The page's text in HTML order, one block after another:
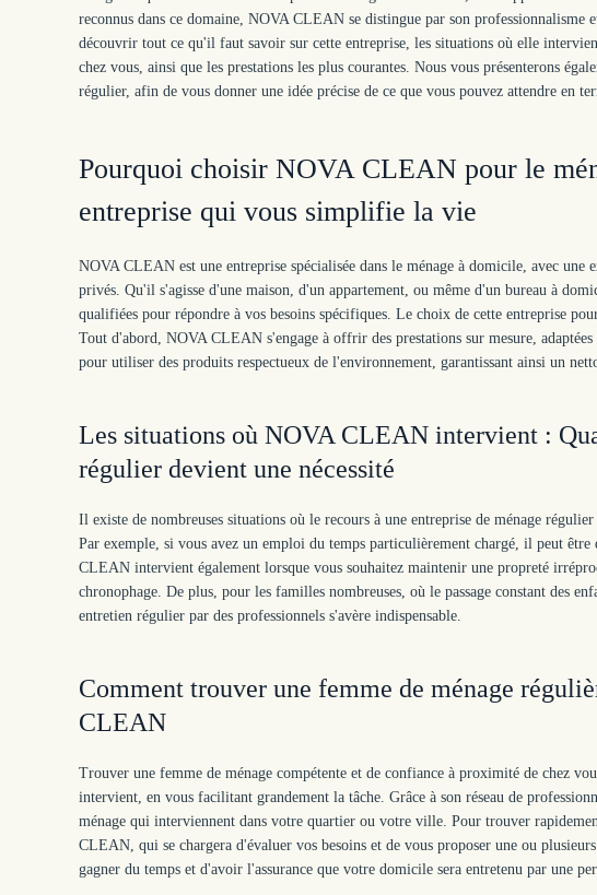
reconnus dans ce domaine, NOVA CLEAN se distingue par son professionnalisme
découvrir tout ce qu'il faut savoir sur cette entreprise, les situations où elle
chez vous, ainsi que les prestations les plus courantes. Nous vous présenterons
régulier, afin de vous donner une idée précise de ce que vous pouvez attendre en
Pourquoi choisir NOVA CLEAN pour le
entreprise qui vous simplifie la vie
NOVA CLEAN est une entreprise spécialisée dans le ménage à domicile, avec une
privés. Qu'il s'agisse d'une maison, d'un appartement, ou même d'un bureau à
qualifiées pour répondre à vos besoins spécifiques. Le choix de cette entreprise
Tout d'abord, NOVA CLEAN s'engage à offrir des prestations sur mesure,
pour utiliser des produits respectueux de l'environnement, garantissant ainsi un
Les situations où NOVA CLEAN intervient :
régulier devient une nécessité
Il existe de nombreuses situations où le recours à une entreprise de ménage
Par exemple, si vous avez un emploi du temps particulièrement chargé, il peut
CLEAN intervient également lorsque vous souhaitez maintenir une propreté
chronophage. De plus, pour les familles nombreuses, où le passage constant des
entretien régulier par des professionnels s'avère indispensable.
Comment trouver une femme de ménage
CLEAN
Trouver une femme de ménage compétente et de confiance à proximité de chez
intervient, en vous facilitant grandement la tâche. Grâce à son réseau de
ménage qui interviennent dans votre quartier ou votre ville. Pour trouver
CLEAN, qui se chargera d'évaluer vos besoins et de vous proposer une ou
gagner du temps et d'avoir l'assurance que votre domicile sera entretenu par une